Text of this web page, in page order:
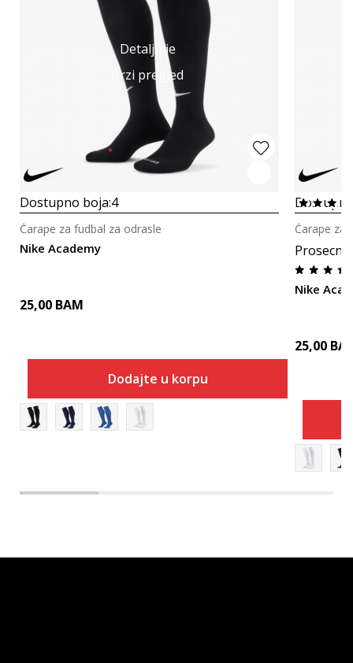
Detaljnije
Brzi pregled
Dostupno boja:4
Nike Academy
Čarape za fudbal za odrasle
25,00 BAM
Dodajte u korpu
Nike
Čarape za
25,00